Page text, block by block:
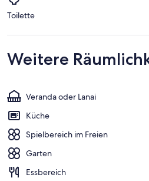
Toilette
Weitere
Veranda oder Lanai
Küche
Spielbereich im Freien
Garten
Essbereich